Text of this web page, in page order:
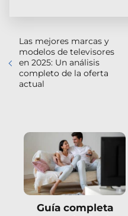
Las mejores marcas y
modelos de televisores
en 2025: Un análisis
completo de la oferta
actual
Guía completa